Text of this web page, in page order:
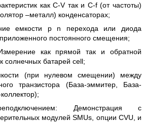
как C-V так и C-f (от частоты)
–металл) конденсаторах;
емкости p n перехода или диода
постоянного смещения;
как прямой так и обратной
солнечных батарей cell;
(при нулевом смещении) между
транзистора (База-эммитер, База-
Демонстрация с
модулей SMUs, опции CVU, и